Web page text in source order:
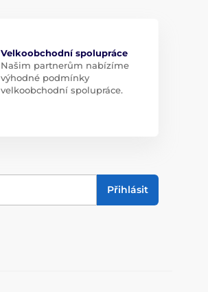
Velkoobchodní spolupráce
Našim partnerům nabízíme
výhodné podmínky
velkoobchodní spolupráce.
Přihlásit